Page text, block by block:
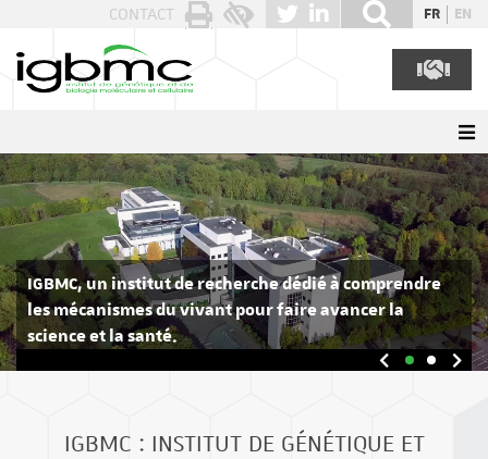
CONTACT FR EN
IGBMC,un institut de recherche dédié à comprendre
les mécanismes du vivant pour faire avancer la
science et la santé.
IGBMC : INSTITUT DE GÉNÉTIQUE ET
Panneau de gestion des cookies